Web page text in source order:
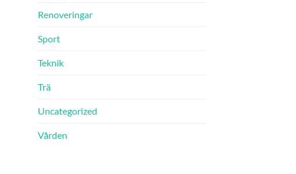
Renoveringar
Sport
Teknik
Trä
Uncategorized
Vården